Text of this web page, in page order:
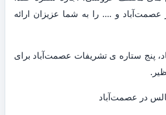
و …. را به شما عزیزان ارائه
پنج ستاره ی تشریفات عصمت‌آباد برای
در عصمت‌آباد